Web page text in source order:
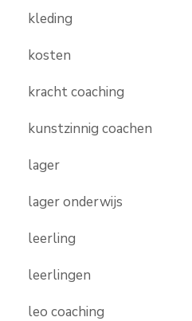
kleding
kosten
kracht coaching
kunstzinnig coachen
lager
lager onderwijs
leerling
leerlingen
leo coaching